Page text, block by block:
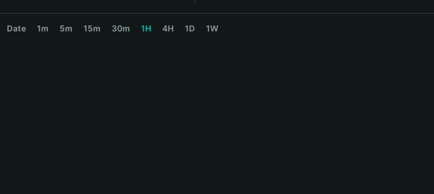
Bahasa Indonesia
Date 1m 5m 15m 30m 1H 4H 1D 1W